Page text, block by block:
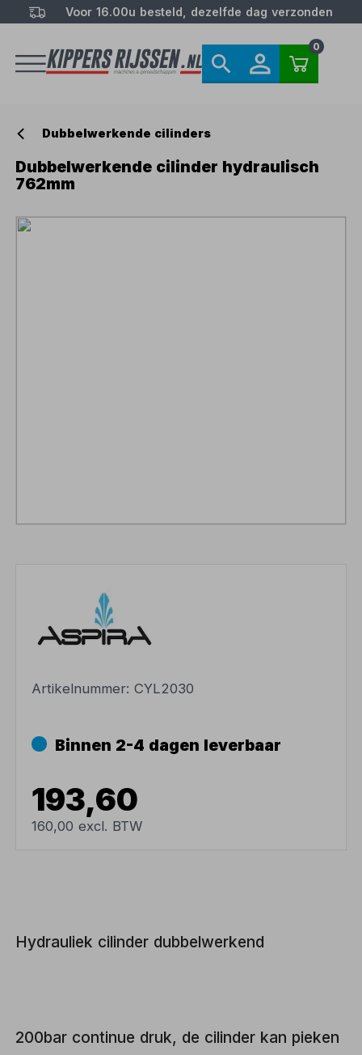
Voor 16.00u besteld, dezelfde dag verzonden
0
Dubbelwerkende cilinders
Dubbelwerkende cilinder hydraulisch
762mm
Artikelnummer:CYL2030
Binnen 2-4 dagen leverbaar
193,60
160,00 excl. BTW
Hydrauliek cilinder dubbelwerkend
200bar continue druk, de cilinder kan pieken